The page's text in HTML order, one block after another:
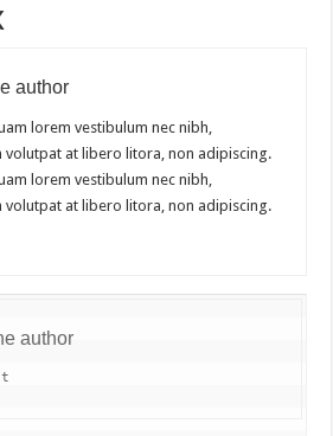
author
lorem vestibulum nec nibh,
volutpat at libero litora, non adipiscing.
lorem vestibulum nec nibh,
volutpat at libero litora, non adipiscing.
author